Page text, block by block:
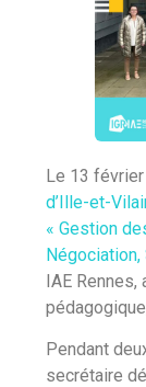
Le 13 février
d’Ille-et-
« Gestion
IAE
Pendant
secrétaire